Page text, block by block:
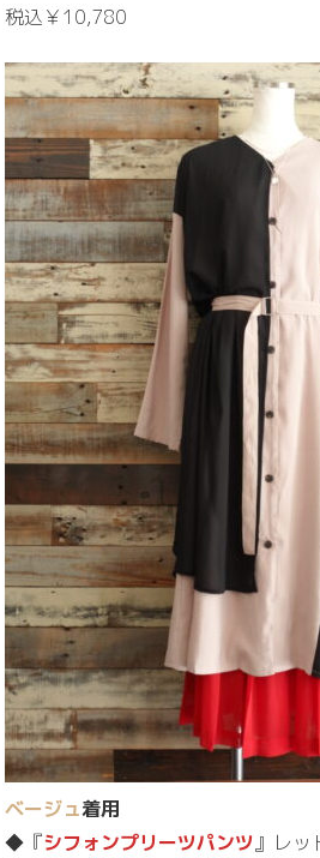
着丈のスッキリとしたデザインニッ
もあるキレイめ大人コーデに♪
サラッとした生地感がとっても高
税込￥10,780
ベージュ着用
◆『シフォンプリーツパンツ』レ